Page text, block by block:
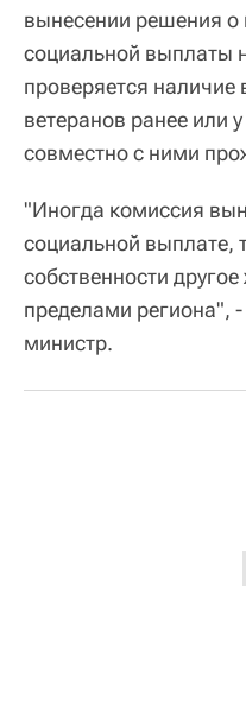
вынесении решения о
социальной выплаты
проверяется наличие
ветеранов ранее или
совместно с ними
"Иногда комиссия
социальной выплате,
собственности
пределами региона",
министр.